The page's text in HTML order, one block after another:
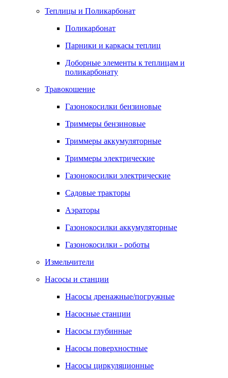
Теплицы и Поликарбонат
Поликарбонат
Парники и каркасы теплиц
Доборные элементы к теплицам и
поликарбонату
Травокошение
Газонокосилки бензиновые
Триммеры бензиновые
Триммеры аккумуляторные
Триммеры электрические
Газонокосилки электрические
Садовые тракторы
Аэраторы
Газонокосилки аккумуляторные
Газонокосилки - роботы
Измельчители
Насосы и станции
Насосы дренажные/погружные
Насосные станции
Насосы глубинные
Насосы поверхностные
Насосы циркуляционные